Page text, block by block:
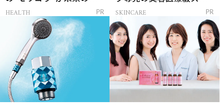
レイを連れてくる！
HEALTH PR
ンケア」
SKINCARE PR